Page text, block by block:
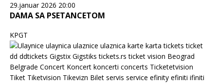
29.januar 2026 20:00
DAMA SA PSETANCETOM
KPGT